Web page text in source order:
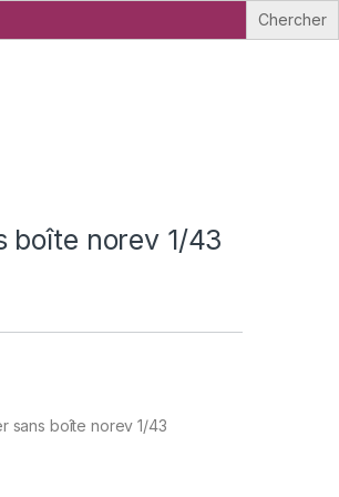
boîte norev 1/43
sans boîte norev 1/43